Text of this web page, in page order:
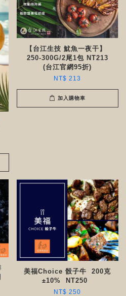
【台江生技 魷魚一夜干】
250-300G/2尾1包 NT213
(台江官網95折)
NT$ 213
加入購物車
美福Choice 骰子牛 200克
±10% NT250 ​​
NT$ 250